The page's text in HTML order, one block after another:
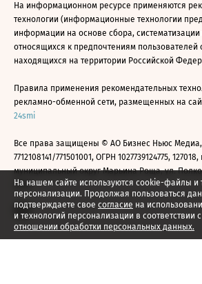
На нашем сайте используются cookie-файлы и
персонализации. Продолжая пользоваться
подтверждаете свое согласие на
и технологий персонализации в соответствии с
отношении обработки персональных данных.
На информационном ресурсе применяются
технологии (информационные технологии
информации на основе сбора,
относящихся к предпочтениям пользователей
находящихся на территории Российской
Правила применения рекомендательных
рекламно-обменной сети, размещенных на
24smi
Все права защищены © АО Бизнес Ньюс
7712108141/771501001, ОГРН 1027739124775,
муниципальный округ Марьина Роща, ул.
2026